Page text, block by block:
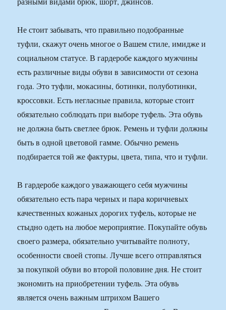
Не стоит забывать, что правильно подобранные
туфли, скажут очень многое о Вашем стиле, имидже и
социальном статусе. В гардеробе каждого мужчины
есть различные виды обуви в зависимости от сезона
года. Это туфли, мокасины, ботинки, полуботинки,
кроссовки. Есть негласные правила, которые стоит
обязательно соблюдать при выборе туфель. Эта обувь
не должна быть светлее брюк. Ремень и туфли должны
быть в одной цветовой гамме. Обычно ремень
подбирается той же фактуры, цвета, типа, что и туфли.
В гардеробе каждого уважающего себя мужчины
обязательно есть пара черных и пара коричневых
качественных кожаных дорогих туфель, которые не
стыдно одеть на любое мероприятие. Покупайте обувь
своего размера, обязательно учитывайте полноту,
особенности своей стопы. Лучше всего отправляться
за покупкой обуви во второй половине дня. Не стоит
экономить на приобретении туфель. Эта обувь
является очень важным штрихом Вашего